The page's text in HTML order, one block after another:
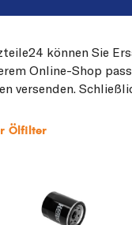
können Sie
Online-Shop
versenden.
Ölfilter